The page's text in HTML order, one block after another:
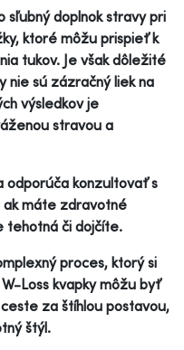
sľubný doplnok stravy pri
ktoré môžu prispieť k
tukov. Je však dôležité
nie sú zázračný liek na
výsledkov je
stravou a
odporúča konzultovať s
ak máte zdravotné
tehotná či dojčíte.
proces, ktorý si
Loss kvapky môžu byť
za štíhlou postavou,
štýl.